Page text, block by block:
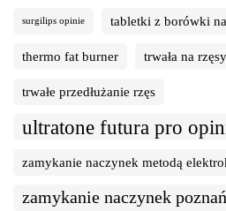
surgilips opinie tabletki z borówki
thermo fat burner trwała na
trwałe przedłużanie rzęs
ultratone futura pro
zamykanie naczynek metodą
zamykanie naczynek poznań